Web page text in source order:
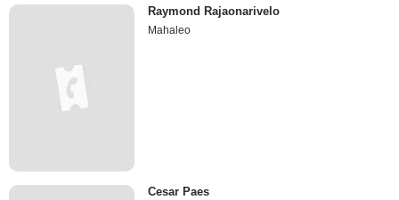
Raymond Rajaonarivelo
Mahaleo
Cesar Paes